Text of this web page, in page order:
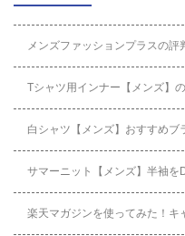
メンズファッションプラスの評
Tシャツ用インナー【メンズ】
白シャツ【メンズ】おすすめ
サマーニット【メンズ】半袖
楽天マガジンを使ってみた！